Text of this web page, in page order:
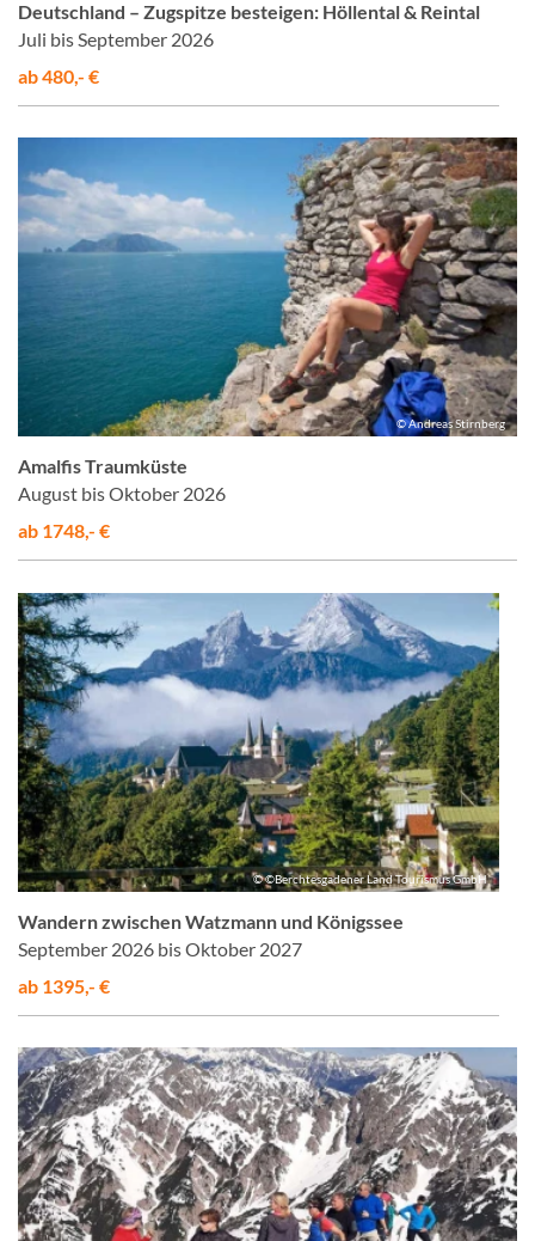
Deutschland – Zugspitze besteigen: Höllental & Reintal
Juli bis September 2026
ab 480,- €
© Andreas Stirnberg
Amalfis Traumküste
August bis Oktober 2026
ab 1748,- €
© ©Berchtesgadener Land Tourismus GmbH
Wandern zwischen Watzmann und Königssee
September 2026 bis Oktober 2027
ab 1395,- €